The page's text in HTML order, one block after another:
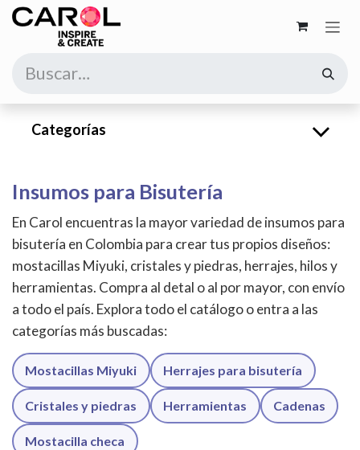
Ir al contenido
Categorías
Insumos para Bisutería
En Carol encuentras la mayor variedad de insumos para
bisutería en Colombia para crear tus propios diseños:
mostacillas Miyuki, cristales y piedras, herrajes, hilos y
herramientas. Compra al detal o al por mayor, con envío
a todo el país. Explora todo el catálogo o entra a las
categorías más buscadas:
Mostacillas Miyuki Herrajes para bisutería
Cristales y piedras Herramientas Cadenas
Mostacilla checa